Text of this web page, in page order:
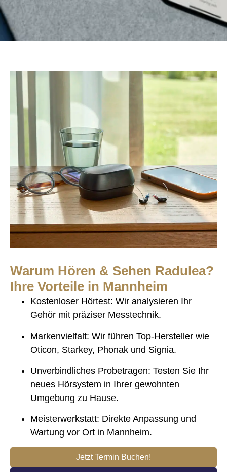
Warum Hören & Sehen Radulea?
Ihre Vorteile in Mannheim
Kostenloser Hörtest: Wir analysieren Ihr
Gehör mit präziser Messtechnik.
Markenvielfalt: Wir führen Top-Hersteller wie
Oticon, Starkey, Phonak und Signia.
Unverbindliches Probetragen: Testen Sie Ihr
neues Hörsystem in Ihrer gewohnten
Umgebung zu Hause.
Meisterwerkstatt: Direkte Anpassung und
Wartung vor Ort in Mannheim.
Jetzt Termin Buchen!